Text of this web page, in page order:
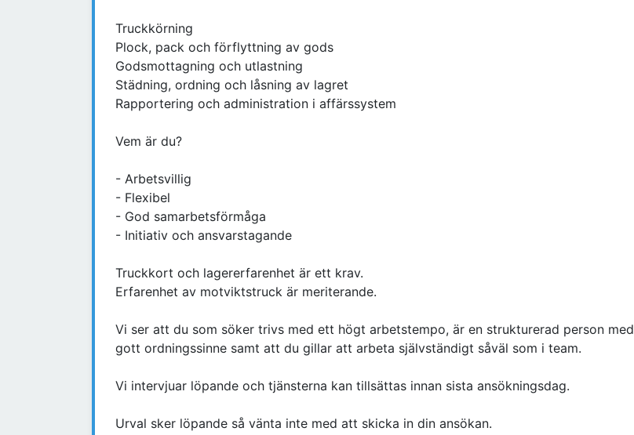
Truckkörning
Plock, pack och förflyttning av gods
Godsmottagning och utlastning
Städning, ordning och låsning av lagret
Rapportering och administration i affärssystem
Vem är du?
- Arbetsvillig
- Flexibel
- God samarbetsförmåga
- Initiativ och ansvarstagande
Truckkort och lagererfarenhet är ett krav.
Erfarenhet av motviktstruck är meriterande.
Vi ser att du som söker trivs med ett högt arbetstempo, är en strukturerad person med
gott ordningssinne samt att du gillar att arbeta självständigt såväl som i team.
Vi intervjuar löpande och tjänsterna kan tillsättas innan sista ansökningsdag.
Urval sker löpande så vänta inte med att skicka in din ansökan.